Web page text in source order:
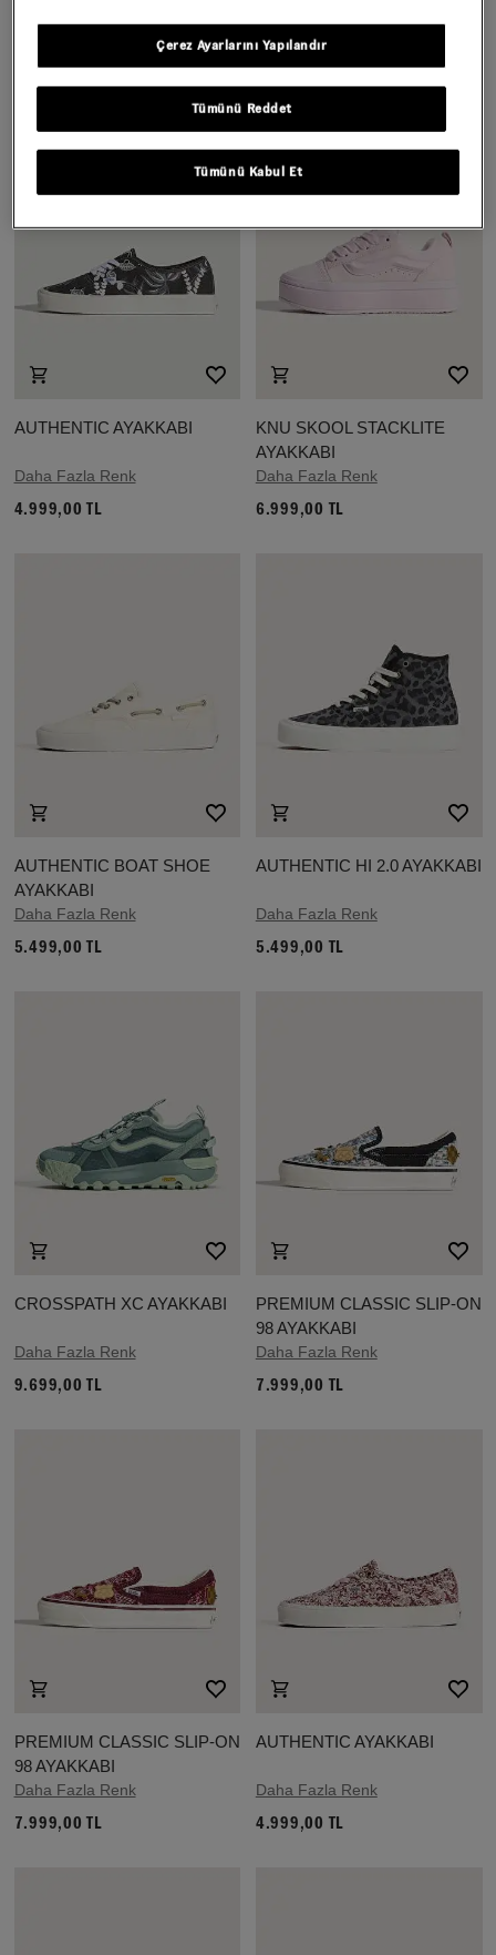
AUTHENTIC AYAKKABI
Daha Fazla Renk
4.999,00 TL
KNU SKOOL STACKLITE
AYAKKABI
Daha Fazla Renk
6.999,00 TL
AUTHENTIC BOAT SHOE
AYAKKABI
Daha Fazla Renk
5.499,00 TL
AUTHENTIC HI 2.0 AYAKKABI
Daha Fazla Renk
5.499,00 TL
CROSSPATH XC AYAKKABI
Daha Fazla Renk
9.699,00 TL
PREMIUM CLASSIC SLIP-ON
98 AYAKKABI
Daha Fazla Renk
7.999,00 TL
PREMIUM CLASSIC SLIP-ON
98 AYAKKABI
Daha Fazla Renk
7.999,00 TL
AUTHENTIC AYAKKABI
Daha Fazla Renk
4.999,00 TL
Tümünü Reddet
Tümünü Kabul Et
Çerez Ayarlarını Yapılandır